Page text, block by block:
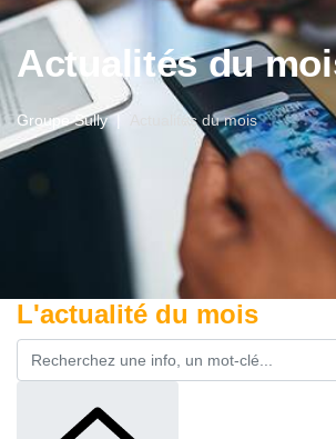
Actualités du
Groupe Sully Actualités du mois
L'actualité du mois